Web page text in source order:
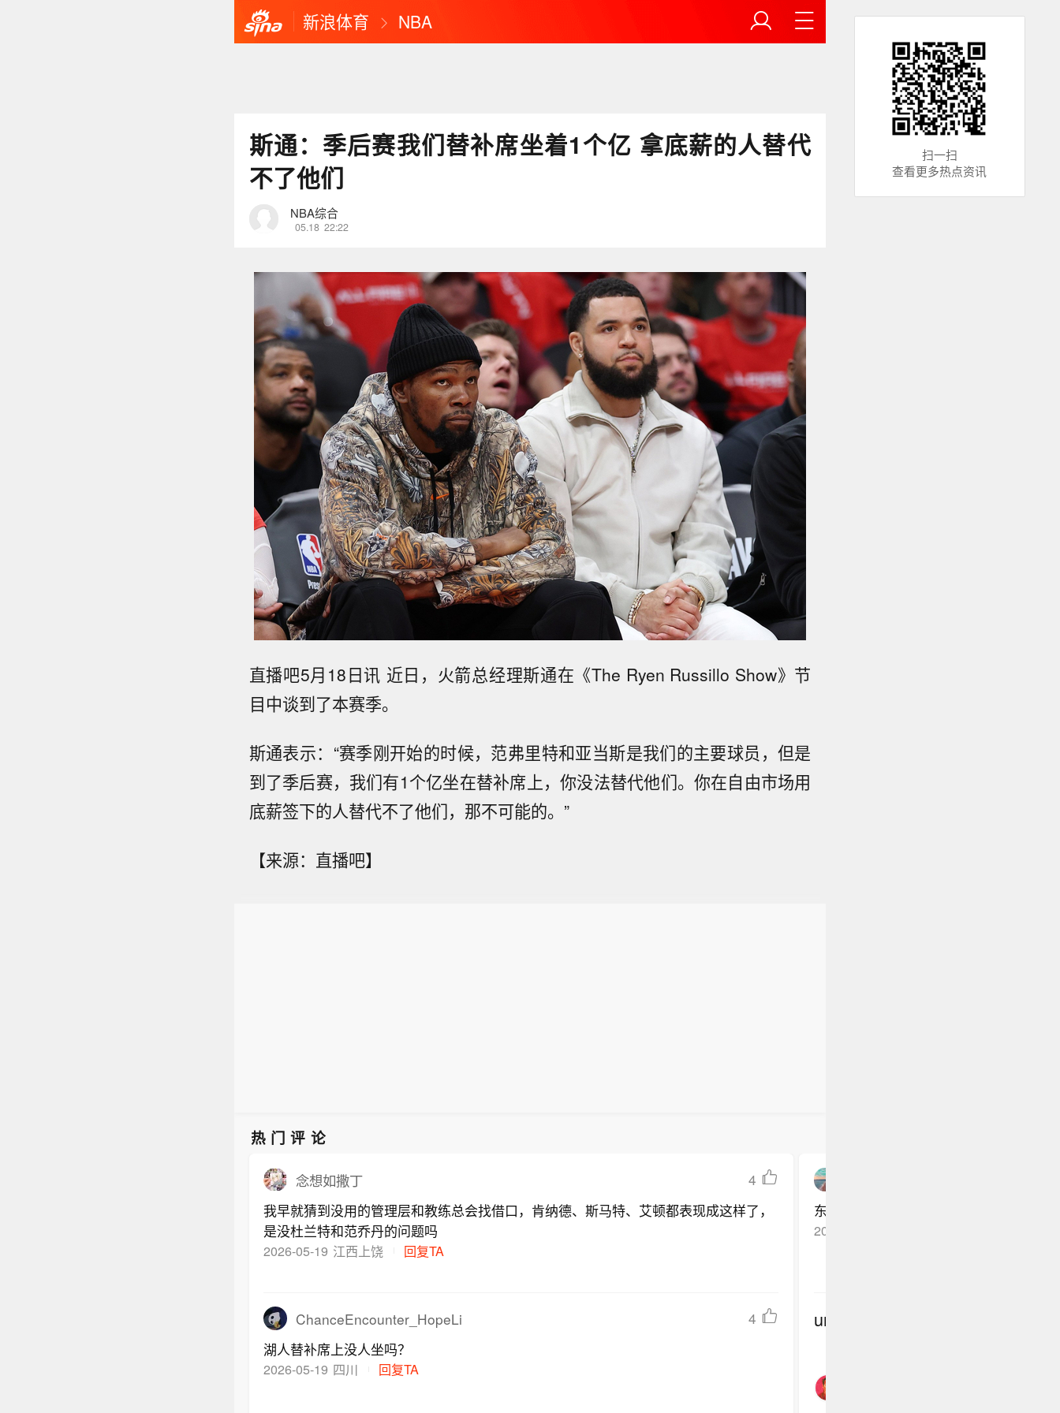
新浪体育 NBA
斯通：季后赛我们替补席坐着1个亿 拿底薪的人替代
不了他们
NBA综合
05.18 22:22
直播吧5月18日讯 近日，火箭总经理斯通在《The Ryen Russillo Show》节
目中谈到了本赛季。
斯通表示：“赛季刚开始的时候，范弗里特和亚当斯是我们的主要球员，但是
到了季后赛，我们有1个亿坐在替补席上，你没法替代他们。你在自由市场用
底薪签下的人替代不了他们，那不可能的。”
【来源：直播吧】
热门评论
念想如撒丁
4
我早就猜到没用的管理层和教练总会找借口，肯纳德、斯马特、艾顿都表现成这样了，
是没杜兰特和范乔丹的问题吗
2026-05-19 江西上饶 回复TA
ChanceEncounter_HopeLi
4
湖人替补席上没人坐吗？
2026-05-19 四川 回复TA
东契奇好像没看见我
2026-05-19
undefined
扫一扫
查看更多热点资讯